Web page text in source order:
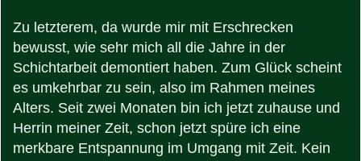
Zu letzterem, da wurde mir mit Erschrecken
bewusst, wie sehr mich all die Jahre in der
Schichtarbeit demontiert haben. Zum Glück scheint
es umkehrbar zu sein, also im Rahmen meines
Alters. Seit zwei Monaten bin ich jetzt zuhause und
Herrin meiner Zeit, schon jetzt spüre ich eine
merkbare Entspannung im Umgang mit Zeit. Kein